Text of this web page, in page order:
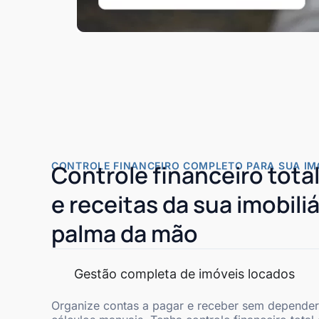
CONTROLE FINANCEIRO COMPLETO PARA SUA
Controle financeiro
e receitas da sua
palma da mão
Gestão completa de imóveis locados
Organize contas a pagar e receber sem